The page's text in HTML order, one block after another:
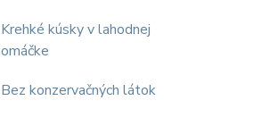
Krehké kúsky v lahodnej
omáčke
Bez konzervačných látok